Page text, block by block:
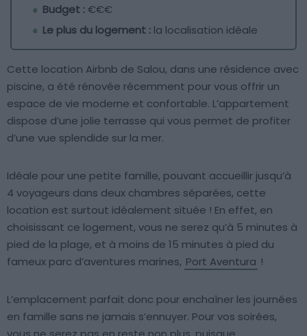
Budget :€€€
Le plus du logement : la localisation idéale
Cette location Airbnb de Salou, dans une résidence avec
piscine, a été rénovée récemment pour vous offrir un
espace de vie moderne et confortable. L’appartement
dispose d’une jolie terrasse qui vous permet de profiter
d’une vue splendide sur la mer.
Idéale pour une petite famille, pouvant accueillir jusqu’à
4 voyageurs dans deux chambres séparées, cette
location est surtout idéalement située ! En effet, en
choisissant ce logement, vous ne serez qu’à 5 minutes à
pied de la plage, et à moins de 15 minutes à pied du
fameux parc d’aventures marines, Port Aventura !
L’emplacement parfait donc pour enchaîner les journées
en famille sans ne jamais s’ennuyer. Pour vos soirées,